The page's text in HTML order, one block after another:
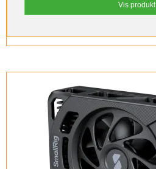
Vis produkt